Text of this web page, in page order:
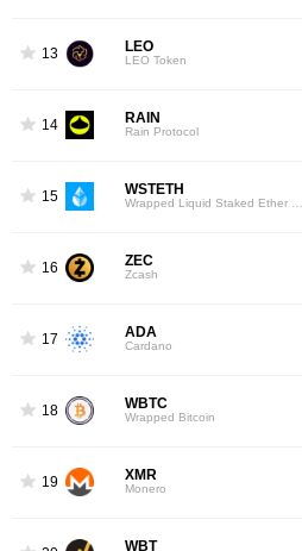
13 LEO
LEO Token
14 RAIN
Rain Protocol
15 WSTETH
16 ZEC
Zcash
17 ADA
Cardano
18 WBTC
Wrapped Bitcoin
19 XMR
Monero
WBT